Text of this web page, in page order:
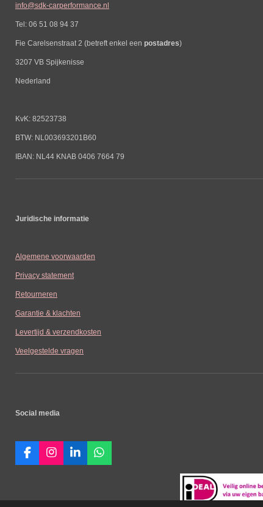
info@sdk-carperformance.nl
Tel: 06 51 08 94 37
Fie Carelsenstraat 2 (betreft enkel een postadres)
3207 VB Spijkenisse
Nederland
KvK: 82523738
BTW: NL003693201B60
IBAN: NL44 KNAB 0406 7664 79
Juridische informatie
Algemene voorwaarden
Privacy statement
Retourneren
Garantie & klachten
Levertijd & verzendkosten
Veelgestelde vragen
Social media
F
a
b
I
n
a
L
i
e
W
h
s